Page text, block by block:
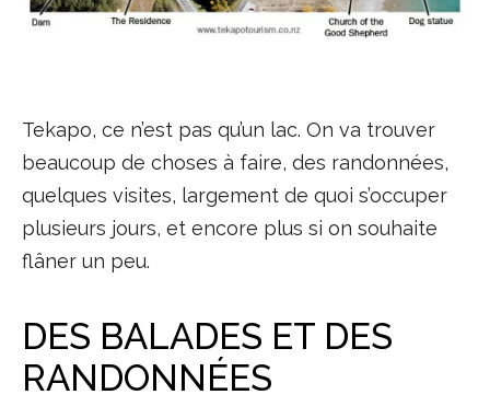
Tekapo, ce n’est pas qu’un lac. On va trouver
beaucoup de choses à faire, des randonnées,
quelques visites, largement de quoi s’occuper
plusieurs jours, et encore plus si on souhaite
flâner un peu.
DES BALADES ET DES
RANDONNÉES